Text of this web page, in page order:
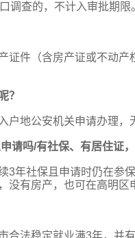
调查的，不计入审批期限
证件（含房产证或不动
？
地公安机关申请办理，
请吗/有社保、有居住证，
3年社保且申请时仍在参
有房产，也可在高明区
合法稳定就业满3年，并